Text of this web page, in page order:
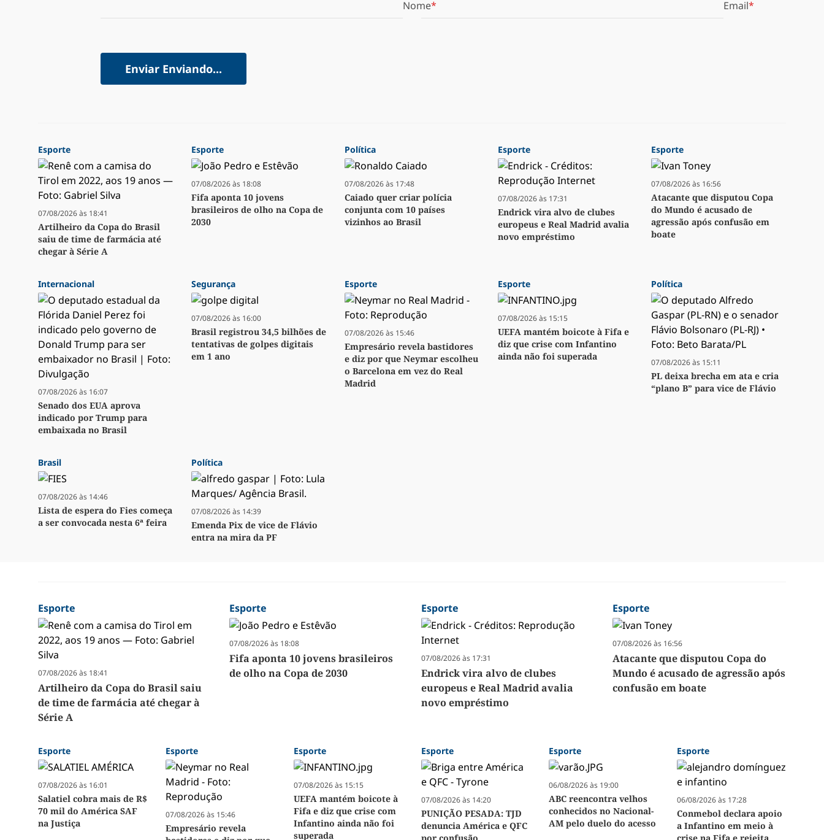
Nome Email
Enviar Enviando...
Esporte
07/08/2026 às 18:41
Artilheiro da Copa do Brasil
saiu de time de farmácia até
chegar à Série A
Esporte
07/08/2026 às 18:08
Fifa aponta 10 jovens
brasileiros de olho na Copa de
2030
Política
07/08/2026 às 17:48
Caiado quer criar polícia
conjunta com 10 países
vizinhos ao Brasil
Esporte
07/08/2026 às 17:31
Endrick vira alvo de clubes
europeus e Real Madrid avalia
novo empréstimo
Esporte
07/08/2026 às 16:56
Atacante que disputou Copa
do Mundo é acusado de
agressão após confusão em
boate
Internacional
07/08/2026 às 16:07
Senado dos EUA aprova
indicado por Trump para
embaixada no Brasil
Segurança
07/08/2026 às 16:00
Brasil registrou 34,5 bilhões de
tentativas de golpes digitais
em 1 ano
Esporte
07/08/2026 às 15:46
Empresário revela bastidores
e diz por que Neymar escolheu
o Barcelona em vez do Real
Madrid
Esporte
07/08/2026 às 15:15
UEFA mantém boicote à Fifa e
diz que crise com Infantino
ainda não foi superada
Política
07/08/2026 às 15:11
PL deixa brecha em ata e cria
“plano B” para vice de Flávio
Brasil
07/08/2026 às 14:46
Lista de espera do Fies começa
a ser convocada nesta 6ª feira
Política
07/08/2026 às 14:39
Emenda Pix de vice de Flávio
entra na mira da PF
Esporte
07/08/2026 às 18:41
Artilheiro da Copa do Brasil saiu
de time de farmácia até chegar à
Série A
Esporte
07/08/2026 às 18:08
Fifa aponta 10 jovens brasileiros
de olho na Copa de 2030
Esporte
07/08/2026 às 17:31
Endrick vira alvo de clubes
europeus e Real Madrid avalia
novo empréstimo
Esporte
07/08/2026 às 16:56
Atacante que disputou Copa do
Mundo é acusado de agressão após
confusão em boate
Esporte
07/08/2026 às 16:01
Salatiel cobra mais de R$
70 mil do América SAF
na Justiça
Esporte
07/08/2026 às 15:46
Empresário revela
Esporte
07/08/2026 às 15:15
UEFA mantém boicote à
Fifa e diz que crise com
Infantino ainda não foi
superada
Esporte
07/08/2026 às 14:20
PUNIÇÃO PESADA: TJD
denuncia América e QFC
Esporte
06/08/2026 às 19:00
ABC reencontra velhos
conhecidos no Nacional-
AM pelo duelo do acesso
Esporte
06/08/2026 às 17:28
Conmebol declara apoio
a Infantino em meio à